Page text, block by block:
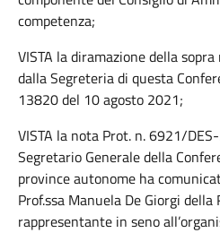
competenza;
VISTA la diramazione della
dalla Segreteria di questa
13820 del 10 agosto 2021;
VISTA la nota Prot. n. 6921/
Segretario Generale della
province autonome ha
Prof.ssa Manuela De Giorgi
rappresentante in seno